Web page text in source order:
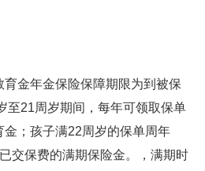
金年金保险保障期限为到被保
至21周岁期间，每年可领取保单
；孩子满22周岁的保单周年
交保费的满期保险金。，满期时